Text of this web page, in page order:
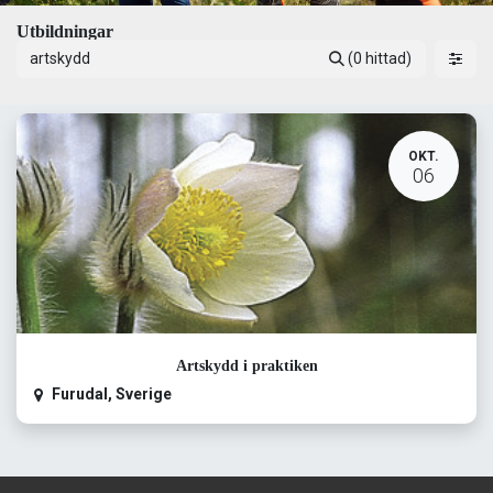
Utbildningar
(0 hittad)
OKT.
06
Artskydd i praktiken
Furudal , Sverige